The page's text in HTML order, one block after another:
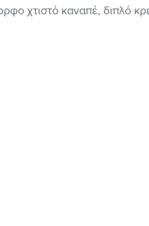
χτιστό καναπέ, διπλό